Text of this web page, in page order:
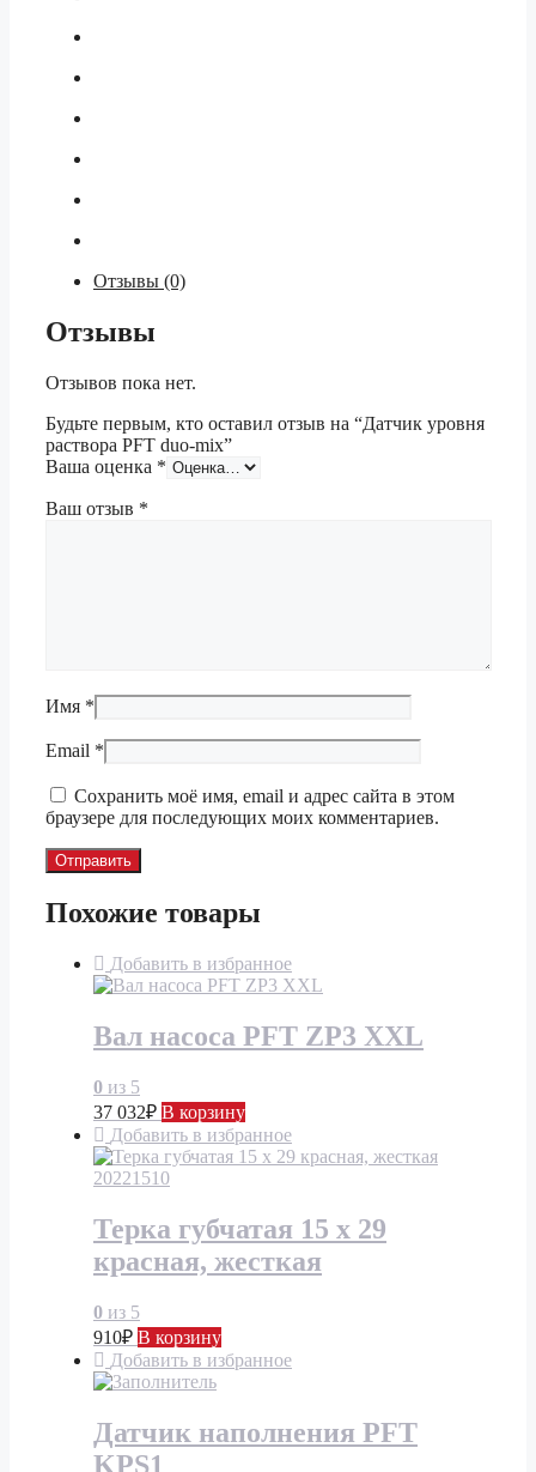
Отзывы (0)
Отзывы
Отзывов пока нет.
Будьте первым, кто оставил отзыв на “Датчик уровня
раствора PFT duo-mix”
Ваша оценка *
Ваш отзыв *
Имя *
Email *
Сохранить моё имя, email и адрес сайта в этом
браузере для последующих моих комментариев.
Похожие товары
Добавить в избранное
Вал насоса PFT ZP3 XXL
0 из 5
37 032₽ В корзину
Добавить в избранное
Терка губчатая 15 x 29
красная, жесткая
0 из 5
910₽ В корзину
Добавить в избранное
Датчик наполнения PFT
KPS1